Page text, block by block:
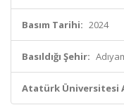
Basım Tarihi: 2024
Basıldığı Şehir:
Atatürk Üniversitesi